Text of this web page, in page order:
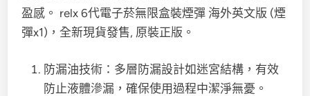
盈感。 relx 6代電子菸無限盒裝煙彈 海外英文版 (煙
彈x1)，全新現貨發售, 原裝正版。
防漏油技術：多層防漏設計如迷宮結構，有效
防止液體滲漏，確保使用過程中潔淨無憂。